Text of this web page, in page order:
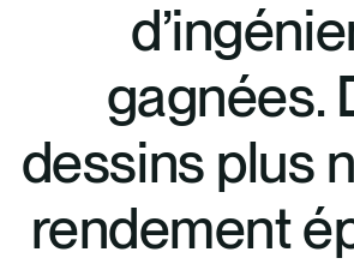
gagnées.
dessins plus
rendement